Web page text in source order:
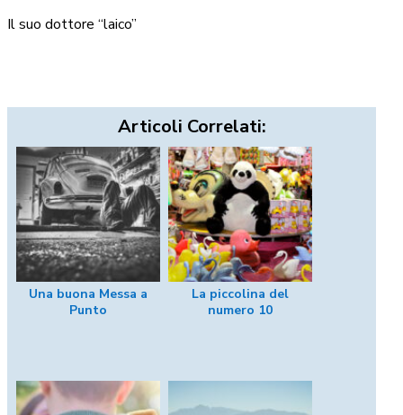
Il suo dottore “laico”
Articoli Correlati:
Una buona Messa a
Punto
La piccolina del
numero 10